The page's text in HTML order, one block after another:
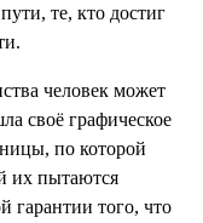
те, кто достиг
человек может
своё графическое
по которой
их пытаются
гарантии того, что